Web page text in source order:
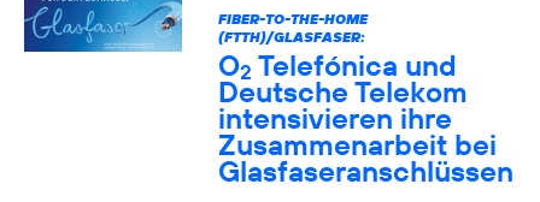
FIBER-TO-THE-HOME
(FTTH)/GLASFASER:
O2 Telefónica und
Deutsche Telekom
intensivieren ihre
Zusammenarbeit bei
Glasfaseranschlüssen